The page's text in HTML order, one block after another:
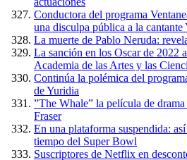
Conductora del programa
una disculpa pública a la cantante
La muerte de Pablo Neruda:
La sanción en los Oscar de 2022
Academia de las Artes y las
Continúa la polémica del
de Yuridia
”The Whale” la película de
Fraser
En una plataforma suspendida:
tiempo del Super Bowl
Suscriptores de Netflix en